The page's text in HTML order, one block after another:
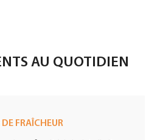
AU QUOTIDIEN
FRAÎCHEUR